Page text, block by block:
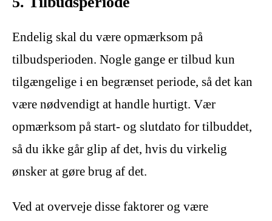
Endelig skal du være opmærksom på
tilbudsperioden. Nogle gange er tilbud kun
tilgængelige i en begrænset periode, så det kan
være nødvendigt at handle hurtigt. Vær
opmærksom på start- og slutdato for tilbuddet,
så du ikke går glip af det, hvis du virkelig
ønsker at gøre brug af det.
Ved at overveje disse faktorer og være